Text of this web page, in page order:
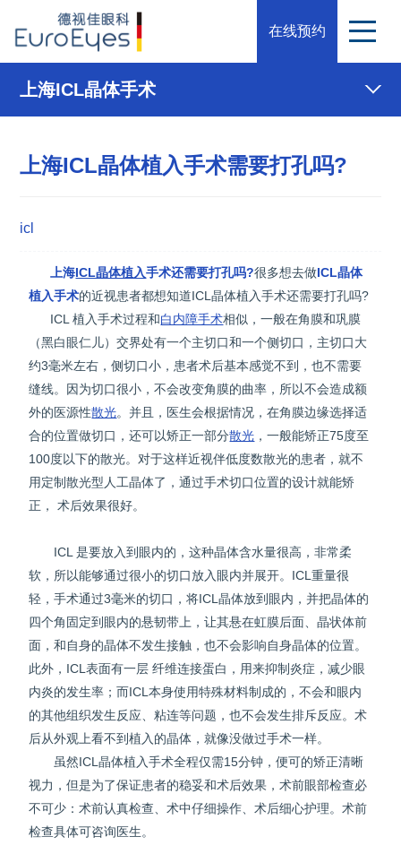
在线预约
上海ICL晶体手术
上海ICL晶体植入手术需要打孔吗?
icl
上海ICL晶体植入手术还需要打孔吗?很多想去做ICL晶体
植入手术的近视患者都想知道ICL晶体植入手术还需要打孔吗?
ICL 植入手术过程和白内障手术相似，一般在角膜和巩膜
（黑白眼仁儿）交界处有一个主切口和一个侧切口，主切口大
约3毫米左右，侧切口小，患者术后基本感觉不到，也不需要
缝线。因为切口很小，不会改变角膜的曲率，所以不会造成额
外的医源性散光。并且，医生会根据情况，在角膜边缘选择适
合的位置做切口，还可以矫正一部分散光 ，一般能矫正75度至
100度以下的散光。对于这样近视伴低度数散光的患者，就不
用定制散光型人工晶体了，通过手术切口位置的设计就能矫
正， 术后效果很好。
ICL 是要放入到眼内的，这种晶体含水量很高，非常柔
软，所以能够通过很小的切口放入眼内并展开。ICL重量很
轻，手术通过3毫米的切口，将ICL晶体放到眼内，并把晶体的
四个角固定到眼内的悬韧带上，让其悬在虹膜后面、晶状体前
面，和自身的晶体不发生接触，也不会影响自身晶体的位置。
此外，ICL表面有一层 纤维连接蛋白，用来抑制炎症，减少眼
内炎的发生率；而ICL本身使用特殊材料制成的，不会和眼内
的其他组织发生反应、粘连等问题，也不会发生排斥反应。术
后从外观上看不到植入的晶体，就像没做过手术一样。
虽然ICL晶体植入手术全程仅需15分钟，便可的矫正清晰
视力，但是为了保证患者的稳妥和术后效果，术前眼部检查必
不可少：术前认真检查、术中仔细操作、术后细心护理。术前
检查具体可咨询医生。